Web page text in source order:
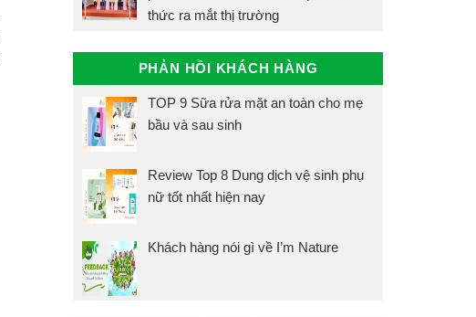
thức ra mắt thị trường
PHẢN HỒI KHÁCH HÀNG
TOP 9 Sữa rửa mặt an toàn cho mẹ
bầu và sau sinh
Review Top 8 Dung dịch vệ sinh phụ
nữ tốt nhất hiện nay
Khách hàng nói gì về I’m Nature